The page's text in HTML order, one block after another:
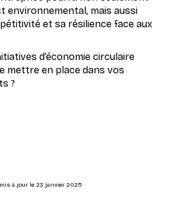
environnemental, mais aussi
et sa résilience face aux
d’économie circulaire
mettre en place dans vos
?
mis à jour le 23 janvier 2025